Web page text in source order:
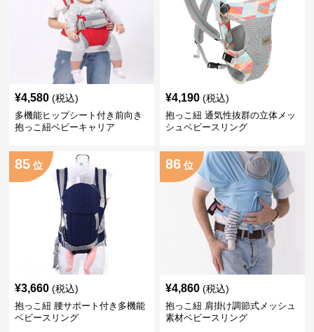
¥4,580 (税込)
多機能ヒップシート付き前向き
抱っこ紐ベビーキャリア
¥4,190 (税込)
抱っこ紐 通気性抜群の立体メッ
シュベビースリング
85 位
¥3,660 (税込)
抱っこ紐 腰サポート付き多機能
ベビースリング
86 位
¥4,860 (税込)
抱っこ紐 肩掛け調節式メッシュ
素材ベビースリング